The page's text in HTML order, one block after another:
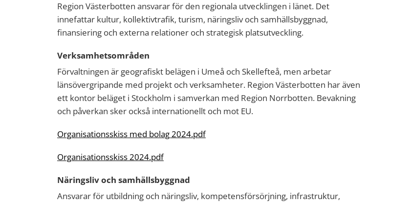
Region Västerbotten ansvarar för den regionala utvecklingen i länet. Det
innefattar kultur, kollektivtrafik, turism, näringsliv och samhällsbyggnad,
finansiering och externa relationer och strategisk platsutveckling.
Verksamhetsområden
Förvaltningen är geografiskt belägen i Umeå och Skellefteå, men arbetar
länsövergripande med projekt och verksamheter. Region Västerbotten har även
ett kontor beläget i Stockholm i samverkan med Region Norrbotten. Bevakning
och påverkan sker också internationellt och mot EU.
Organisationsskiss med bolag 2024.pdf
Organisationsskiss 2024.pdf
Näringsliv och samhällsbyggnad
Ansvarar för utbildning och näringsliv, kompetensförsörjning, infrastruktur,